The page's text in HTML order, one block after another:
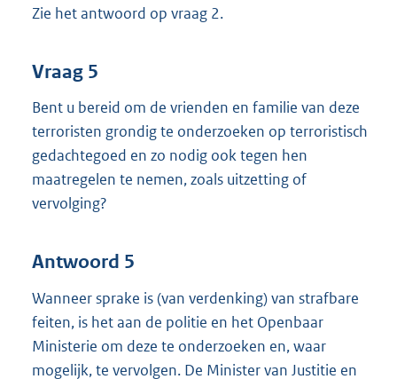
Zie het antwoord op vraag 2.
Vraag 5
Bent u bereid om de vrienden en familie van deze
terroristen grondig te onderzoeken op terroristisch
gedachtegoed en zo nodig ook tegen hen
maatregelen te nemen, zoals uitzetting of
vervolging?
Antwoord 5
Wanneer sprake is (van verdenking) van strafbare
feiten, is het aan de politie en het Openbaar
Ministerie om deze te onderzoeken en, waar
mogelijk, te vervolgen. De Minister van Justitie en